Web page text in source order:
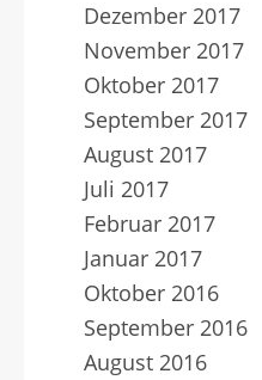
Dezember 2017
November 2017
Oktober 2017
September 2017
August 2017
Juli 2017
Februar 2017
Januar 2017
Oktober 2016
September 2016
August 2016